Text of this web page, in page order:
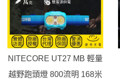
NITECORE UT27 MB 輕量
越野跑頭燈 800流明 168米